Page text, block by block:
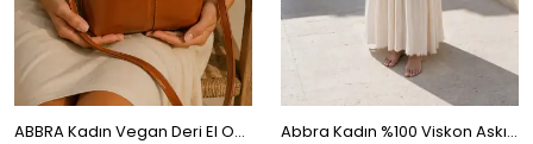
ABBRA Kadın Vegan Deri El Omuz Askılı Astarlı Küçük Çanta Abbra Kadın %100 Viskon Askılı Astarlı Salaş Elbise